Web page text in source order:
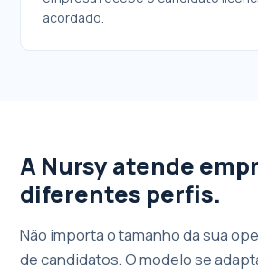
acordado.
A Nursy atende
diferentes perfis.
Não importa o tamanho da sua
de candidatos. O modelo se